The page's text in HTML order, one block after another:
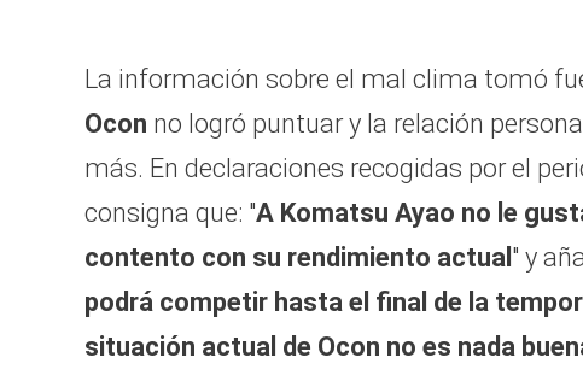
La información sobre el mal clima tomó
Ocon no logró puntuar y la relación
más. En declaraciones recogidas por el
consigna que: "A Komatsu Ayao no le
contento con su rendimiento actual " y
podrá competir hasta el final de la
situación actual de Ocon no es nada